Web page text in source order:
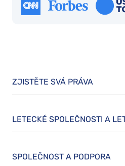
ZJISTĚTE SVÁ PRÁVA
LETECKÉ SPOLEČNOSTI A
SPOLEČNOST A PODPORA